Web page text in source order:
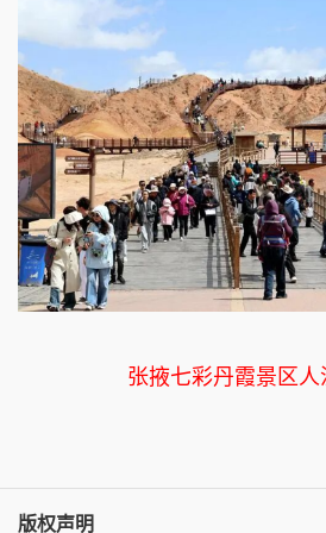
张掖七彩丹霞景区人
版权声明